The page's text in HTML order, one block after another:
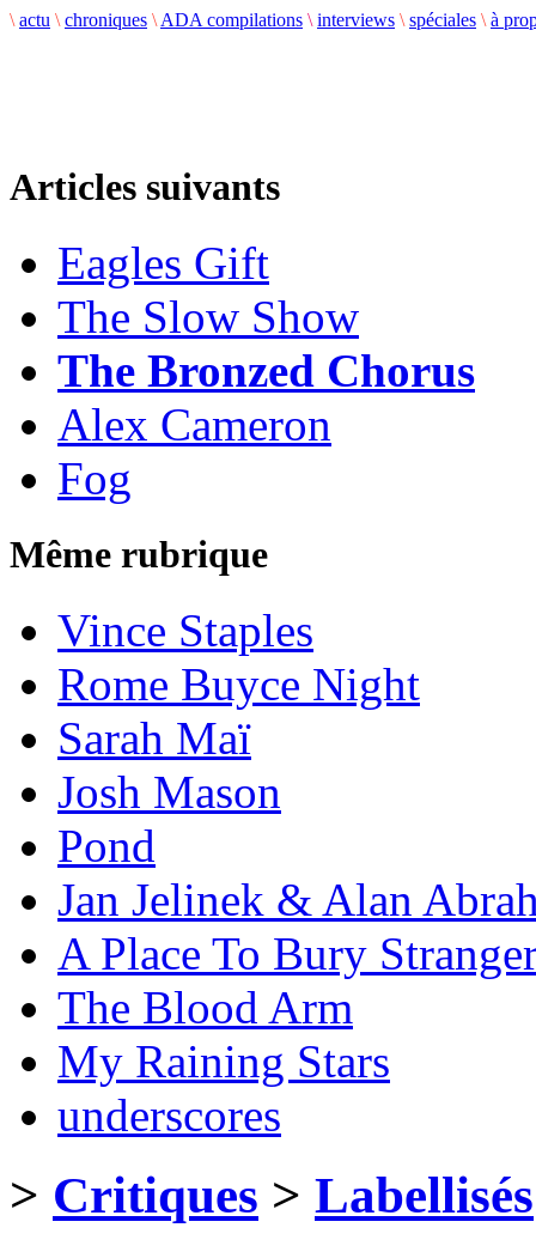
\ actu \ chroniques \ ADA compilations \ interviews \ spéciales \ à
Articles suivants
Eagles Gift
The Slow Show
The Bronzed Chorus
Alex Cameron
Fog
Même rubrique
Vince Staples
Rome Buyce Night
Sarah Maï
Josh Mason
Pond
Jan Jelinek & Alan
A Place To Bury
The Blood Arm
My Raining Stars
underscores
> Critiques > Labellisés